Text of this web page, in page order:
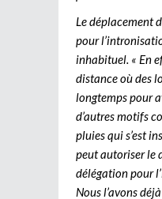
Le déplacement
pour
inhabituel. « En
distance où des
longtemps pour
d’autres motifs
pluies qui s’est
peut autoriser le
délégation pour
Nous l’avons